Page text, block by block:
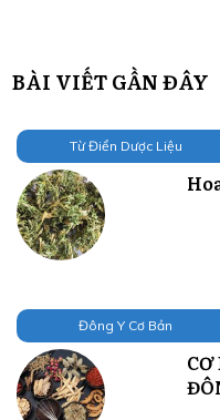
BÀI VIẾT GẦN ĐÂY
Từ Điển Dược Liệu
Đông Y Cơ Bản